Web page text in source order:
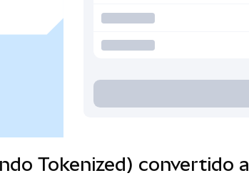
Tokenized) convertido